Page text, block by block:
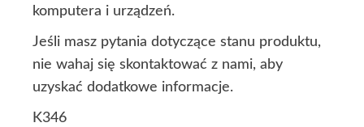
komputera i urządzeń.
Jeśli masz pytania dotyczące stanu produktu,
nie wahaj się skontaktować z nami, aby
uzyskać dodatkowe informacje.
K346